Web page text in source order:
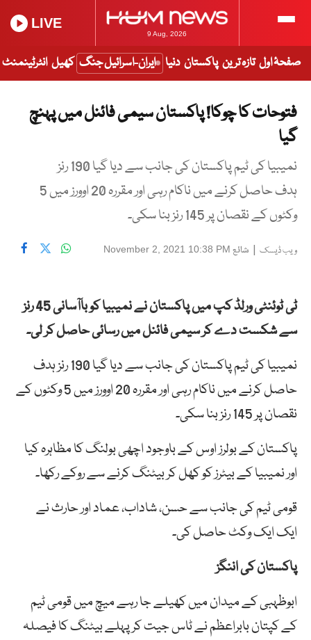
9 Aug, 2026
LIVE
صفحۂ اول تازہ ترین پاکستان دنیا ایران-اسرائیل جنگ کھیل انٹرٹینمنٹ
فتوحات کا چوکا! پاکستان سیمی فائنل میں پہنچ
گیا
نمیبیا کی ٹیم پاکستان کی جانب سے دیا گیا 190 رنز
ہدف حاصل کرنے میں ناکام رہی اور مقررہ 20 اوورز میں 5
وکٹوں کے نقصان پر 145 رنز بنا سکی۔
ویب ڈیسک | شائع November 2, 2021 10:38 PM
ٹی ٹوئنٹی ورلڈ کپ میں پاکستان نے نمیبیا کو باآسانی 45 رنز
سے شکست دے کر سیمی فائنل میں رسائی حاصل کر لی۔
نمیبیا کی ٹیم پاکستان کی جانب سے دیا گیا 190 رنز ہدف
حاصل کرنے میں ناکام رہی اور مقررہ 20 اوورز میں 5 وکٹوں کے
نقصان پر 145 رنز بنا سکی۔
پاکستان کے بولرز اوس کے باوجود اچھی بولنگ کا مظاہرہ کیا
اور نمیبیا کے بیٹرز کو کھل کر بیٹنگ کرنے سے روکے رکھا۔
قومی ٹیم کی جانب سے حسن، شاداب، عماد اور حارث نے
ایک ایک وکٹ حاصل کی۔
پاکستان کی اننگز
ابوظہبی کے میدان میں کھیلے جا رہے میچ میں قومی ٹیم
کے کپتان بابراعظم نے ٹاس جیت کر پہلے بیٹنگ کا فیصلہ